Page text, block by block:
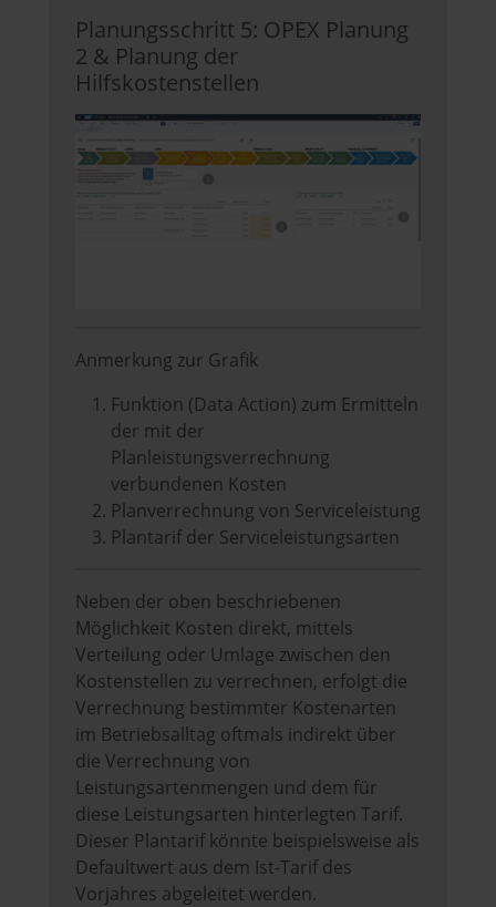
Planungsschritt 5: OPEX Planung
2 & Planung der
Hilfskostenstellen
Anmerkung zur Grafik
Funktion (Data Action) zum Ermitteln
der mit der
Planleistungsverrechnung
verbundenen Kosten
Planverrechnung von Serviceleistung
Plantarif der Serviceleistungsarten
Neben der oben beschriebenen
Möglichkeit Kosten direkt, mittels
Verteilung oder Umlage zwischen den
Kostenstellen zu verrechnen, erfolgt die
Verrechnung bestimmter Kostenarten
im Betriebsalltag oftmals indirekt über
die Verrechnung von
Leistungsartenmengen und dem für
diese Leistungsarten hinterlegten Tarif.
Dieser Plantarif könnte beispielsweise als
Defaultwert aus dem Ist-Tarif des
Vorjahres abgeleitet werden.